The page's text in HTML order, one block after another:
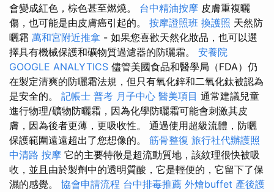
會變成紅色，棕色甚至燃燒。 台中精油按摩 皮膚重複曬
傷，也可能是由皮膚癌引起的。 按摩證照班 換護照 天然防
曬霜 萬和宮附近推拿 - 如果您喜歡天然化妝品，也可以選
擇具有機械保護和礦物質過濾器的防曬霜。 安養院
GOOGLE ANALYTICS 儘管美國食品和醫學局（FDA）仍
在製定清爽的防曬霜法規，但只有氧化鋅和二氧化鈦被認為
是安全的。 記帳士 普考 月子中心 醫美項目 通常建議兒童
進行物理/礦物防曬霜，因為化學防曬霜可能會刺激其皮
膚，因為後者更薄，更吸收性。 通過使用超級流體，防曬
保護範圍遠遠超出了您想像的。 筋骨整復 旅行社代辦護照
中清路 按摩 它的主要特徵是超流動質地，該紋理很快被吸
收，並且由於製劑中的透明質酸，它是輕便的，它留下了保
濕的感覺。 協會申請流程 台中排毒推薦 外燴buffet 產後護